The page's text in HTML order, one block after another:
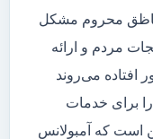
مناظق محروم مشکل
مردم و ارائه
افتاده می‌روند
را برای خدمات
است که آمبولانس